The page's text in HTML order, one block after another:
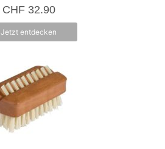
n
5
CHF32.90
Jetzt entdecken